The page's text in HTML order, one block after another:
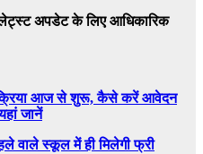
लेट्स्ट अपडेट के लिए आधिकारिक
आज से शुरू, कैसे करें आवेदन
जानें
वाले स्कूल में ही मिलेगी फ्री